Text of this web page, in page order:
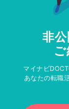
非
マイナビ
あなたの転職